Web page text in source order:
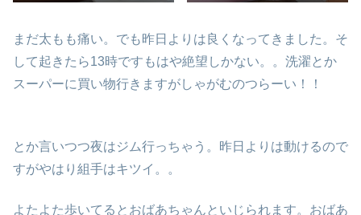
まだ太もも痛い。でも昨日よりは良くなってきました。そ
して起きたら13時ですもはや絶望しかない。。洗濯とか
スーパーに買い物行きますがしゃがむのつらーい！！
とか言いつつ夜はジム行っちゃう。昨日よりは動けるので
すがやはり組手はキツイ。。
よたよた歩いてるとおばあちゃんといじられます。おばあ